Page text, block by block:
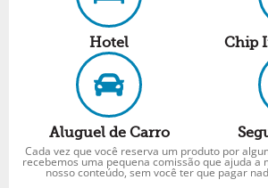
Hotel Chip
Aluguel de Carro
Cada vez que você reserva um produto por
recebemos uma pequena comissão que ajuda a
nosso conteúdo, sem você ter que pagar